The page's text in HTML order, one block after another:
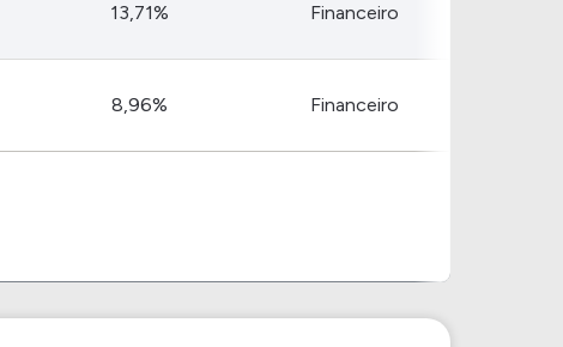
13,71% Financeiro
8,96% Financeiro